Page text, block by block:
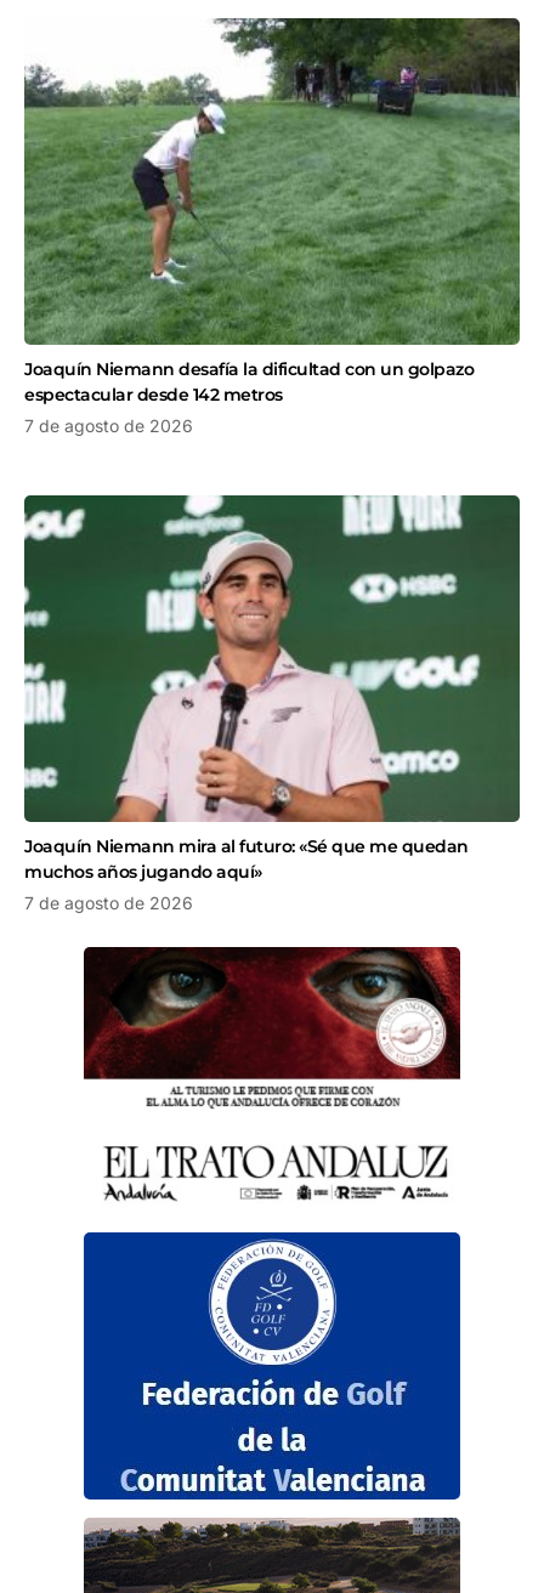
Joaquín Niemann desafía la dificultad con un golpazo
espectacular desde 142 metros
7 de agosto de 2026
Joaquín Niemann mira al futuro: «Sé que me quedan
muchos años jugando aquí»
7 de agosto de 2026